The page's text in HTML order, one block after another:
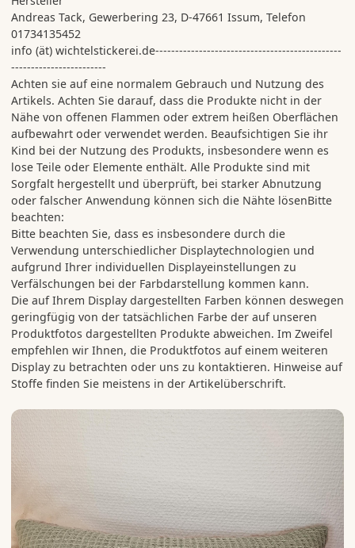
Andreas Tack, Gewerbering 23, D-47661 Issum, Telefon
01734135452
info (ät) wichtelstickerei.de-----------------------------------------------
------------------------
Achten sie auf eine normalem Gebrauch und Nutzung des
Artikels. Achten Sie darauf, dass die Produkte nicht in der
Nähe von offenen Flammen oder extrem heißen Oberflächen
aufbewahrt oder verwendet werden. Beaufsichtigen Sie ihr
Kind bei der Nutzung des Produkts, insbesondere wenn es
lose Teile oder Elemente enthält. Alle Produkte sind mit
Sorgfalt hergestellt und überprüft, bei starker Abnutzung
oder falscher Anwendung können sich die Nähte lösenBitte
beachten:
Bitte beachten Sie, dass es insbesondere durch die
Verwendung unterschiedlicher Displaytechnologien und
aufgrund Ihrer individuellen Displayeinstellungen zu
Verfälschungen bei der Farbdarstellung kommen kann.
Die auf Ihrem Display dargestellten Farben können deswegen
geringfügig von der tatsächlichen Farbe der auf unseren
Produktfotos dargestellten Produkte abweichen. Im Zweifel
empfehlen wir Ihnen, die Produktfotos auf einem weiteren
Display zu betrachten oder uns zu kontaktieren. Hinweise auf